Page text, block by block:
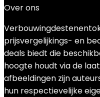
Over ons
prijsvergelijkings- en
deals biedt die
hoogte houdt via de
afbeeldingen zijn
hun respectievelijke